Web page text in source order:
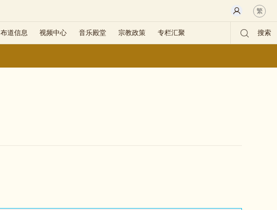
繁
布道信息 视频中心 音乐殿堂 宗教政策 专栏汇聚 搜索